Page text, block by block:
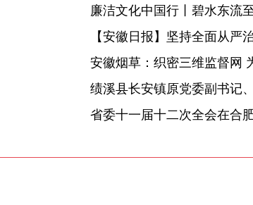
廉洁文化中国行丨碧水东流
【安徽日报】坚持全面从严
安徽烟草：织密三维监督网
省委十一届十二次全会在合